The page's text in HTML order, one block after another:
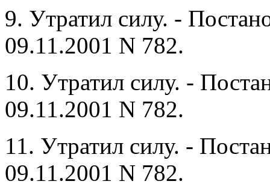
9. Утратил силу. -
09.11.2001 N 782.
10. Утратил силу. -
09.11.2001 N 782.
11. Утратил силу. -
09.11.2001 N 782.